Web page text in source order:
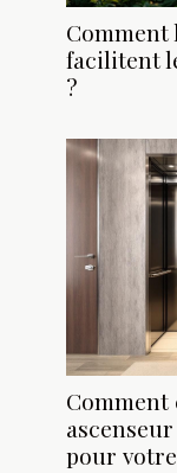
Comment
facilitent
?
pour